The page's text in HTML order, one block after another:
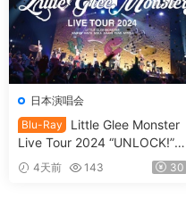
日本演唱会
Blu-Ray
Little Glee Monster
Live Tour 2024 “UNLOCK!”
[2024.07.06] [自购原盘] [BDI
SO 39.8GB]
4天前 143 30